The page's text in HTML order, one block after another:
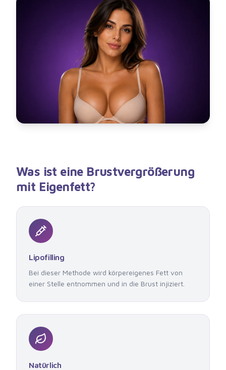
Was ist eine Brustvergrößerung
mit Eigenfett?
Lipofilling
Bei dieser Methode wird körpereigenes Fett von
einer Stelle entnommen und in die Brust injiziert.
Natürlich